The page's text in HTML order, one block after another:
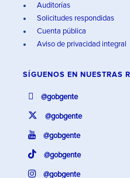
Auditorías
Solicitudes respondidas
Cuenta pública
Aviso de privacidad integral
SÍGUENOS EN NUESTRAS
@gobgente
@gobgente
@gobgente
@gobgente
@gobgente